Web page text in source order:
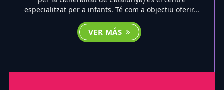
especialitzat per a infants. Té com a objectiu oferir...
VER MÁS